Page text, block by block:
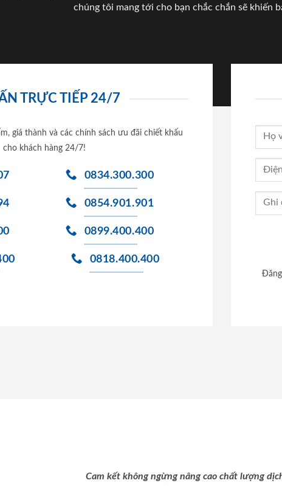
chúng tôi mang tới cho bạn chắc chắn sẽ khiến
TRỰC TIẾP 24/7
giá thành và các chính sách ưu đãi chiết khấu
cho khách hàng 24/7!
0834.300.300
0854.901.901
0899.400.400
0818.400.400
Cam kết không ngừng nâng cao chất lượng